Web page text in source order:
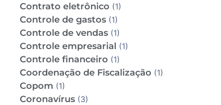
Contrato eletrônico (1)
Controle de gastos (1)
Controle de vendas (1)
Controle empresarial (1)
Controle financeiro (1)
Coordenação de Fiscalização (1)
Copom (1)
Coronavírus (3)